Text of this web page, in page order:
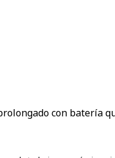
con batería